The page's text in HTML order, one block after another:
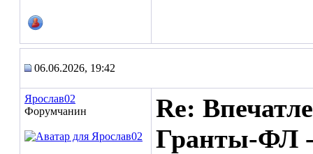
06.06.2026, 19:42
Ярослав02
Форумчанин
Re:
Гранты-ФЛ